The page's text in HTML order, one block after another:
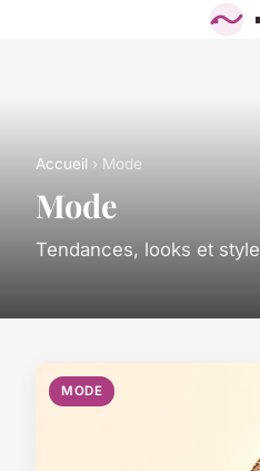
Accueil › Mode
Mode
Tendances, looks et style
MODE